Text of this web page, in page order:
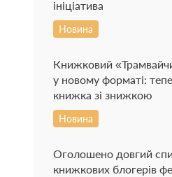
ініціатива
Новина
Книжковий
у новому форматі:
книжка зі знижкою
Новина
Оголошено довгий
книжкових блогерів